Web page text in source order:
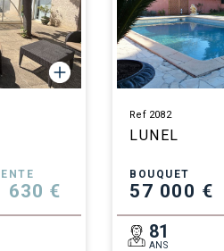
630 €
Ref 2082
LUNEL
BOUQUET
57 000 €
81
ANS